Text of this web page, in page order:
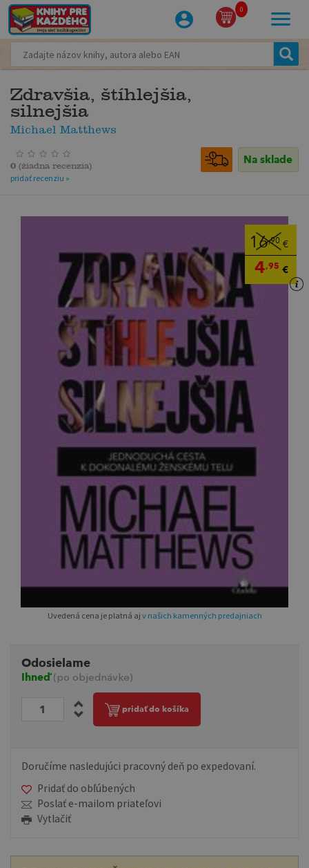
0
Zdravšia, štíhlejšia,
silnejšia
Michael Matthews
Na sklade
0 (žiadna recenzia)
pridať recenziu »
16,90 €
4,95 €
Uvedená cena je platná aj v našich kamenných predajniach
Odosielame
Ihneď(po objednávke)
pridať do košíka
Doručíme nasledujúci pracovný deň po expedovaní.
Pridať do obľúbených
Poslať e-mailom priateľovi
Vytlačiť